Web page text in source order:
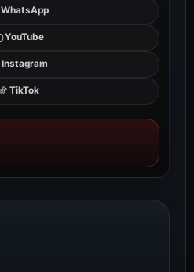
WhatsApp
YouTube
Instagram
TikTok